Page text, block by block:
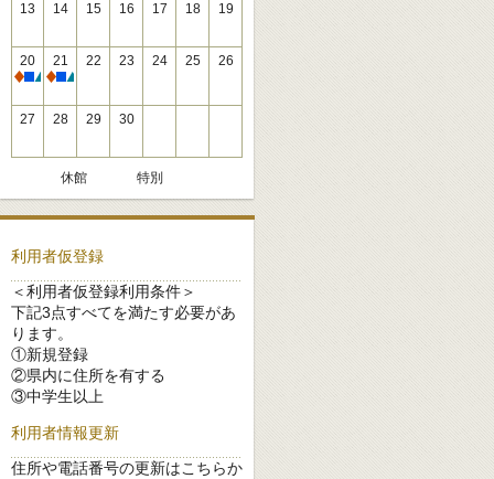
13 14 15 16 17 18 19
20
休館
21
休館
22 23 24 25 26
27 28 29 30
休館 特別
利用者仮登録
＜利用者仮登録利用条件＞
下記3点すべてを満たす必要があ
ります。
①新規登録
②県内に住所を有する
③中学生以上
利用者情報更新
住所や電話番号の更新はこちらか